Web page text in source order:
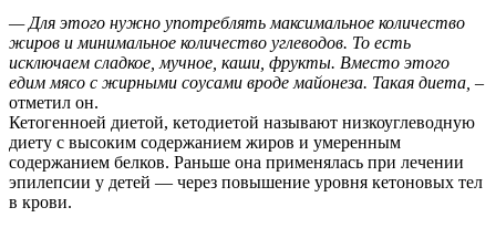
— Для этого нужно употреблять максимальное количество
жиров и минимальное количество углеводов. То есть
исключаем сладкое, мучное, каши, фрукты. Вместо этого
едим мясо с жирными соусами вроде майонеза. Такая диета, –
отметил он.
Кетогенноей диетой, кетодиетой называют низкоуглеводную
диету с высоким содержанием жиров и умеренным
содержанием белков. Раньше она применялась при лечении
эпилепсии у детей — через повышение уровня кетоновых тел
в крови.